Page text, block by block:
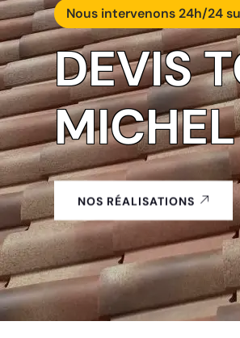
Nous intervenons 24h/24
DEVIS
NOS RÉALISATIONS